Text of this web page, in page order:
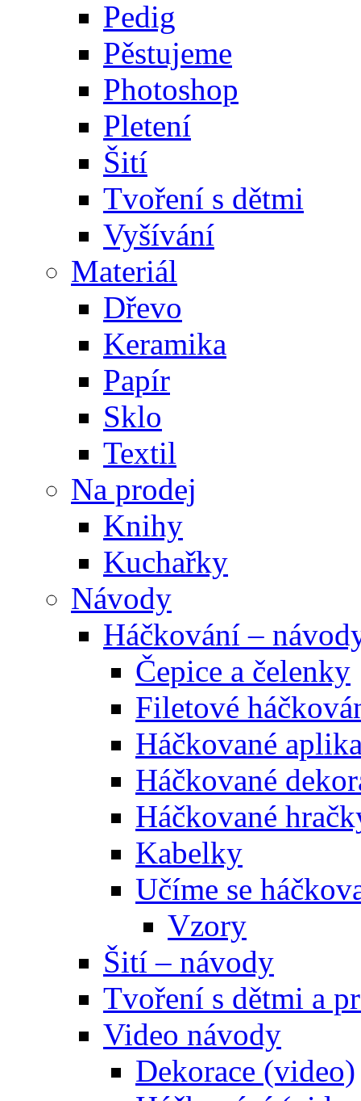
Pedig
Pěstujeme
Photoshop
Pletení
Šití
Tvoření s dětmi
Vyšívání
Materiál
Dřevo
Keramika
Papír
Sklo
Textil
Na prodej
Knihy
Kuchařky
Návody
Háčkování –
Čepice a čelenky
Filetové
Háčkované
Háčkované
Háčkované
Kabelky
Učíme se
Vzory
Šití – návody
Tvoření s dětmi a
Video návody
Dekorace (video)